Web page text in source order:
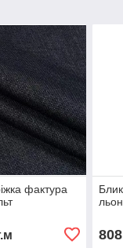
фактура
808